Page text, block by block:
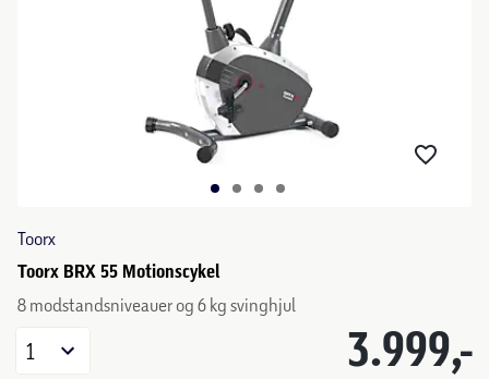
Toorx
Toorx BRX 55 Motionscykel
8 modstandsniveauer og 6 kg svinghjul
3.999,-
1